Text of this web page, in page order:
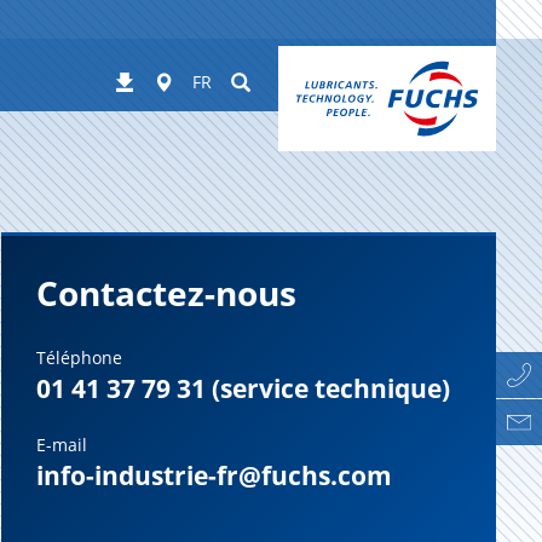
Téléchargements
Worldwide
FR Suchen
Contactez-nous
Téléphone
01 41 37 79 31 (service technique)
E-mail
info-industrie-fr@fuchs.com